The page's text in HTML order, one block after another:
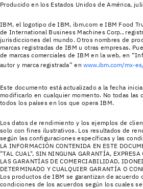
Producido en los Estados Unidos de América,
IBM, el logotipo de IBM, ibm.com e IBM Food
de International Business Machines Corp.,
jurisdicciones del mundo. Otros nombres de
marcas registradas de IBM u otras empresas.
de marcas comerciales de IBM en la web, en
autor y marca registrada” enwww.ibm.com/mx-
Este documento está actualizado a la fecha
modificarlo en cualquier momento. No todas las
todos los países en los que opera IBM.
Los datos de rendimiento y los ejemplos de
solo con fines ilustrativos. Los resultados de
según las configuraciones específicas y las
LA INFORMACIÓN CONTENIDA EN ESTE
"TAL CUAL", SIN NINGUNA GARANTÍA,
LAS GARANTÍAS DE COMERCIABILIDAD,
DETERMINADO Y CUALQUIER GARANTÍA O
Los productos de IBM se garantizan de acuerdo
condiciones de los acuerdos según los cuales